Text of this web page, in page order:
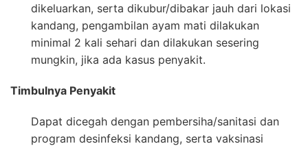
dikeluarkan, serta dikubur/dibakar jauh dari lokasi
kandang, pengambilan ayam mati dilakukan
minimal 2 kali sehari dan dilakukan sesering
mungkin, jika ada kasus penyakit.
Timbulnya Penyakit
Dapat dicegah dengan pembersiha/sanitasi dan
program desinfeksi kandang, serta vaksinasi